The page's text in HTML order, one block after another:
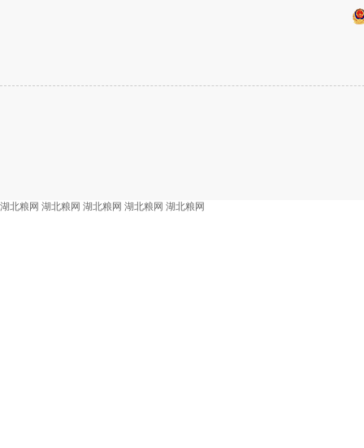
湖北粮网 湖北粮网 湖北粮网 湖北粮网 湖北粮网